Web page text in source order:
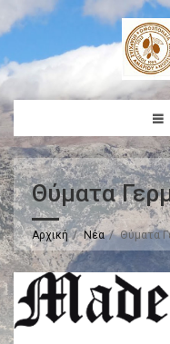
Θύματα
Αρχική Νέα Θύματα